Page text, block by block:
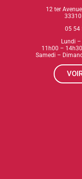
12 ter
05 54
Lundi –
11h00 –
Samedi –